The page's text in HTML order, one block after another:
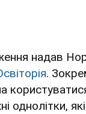
надав
.
однолітки,